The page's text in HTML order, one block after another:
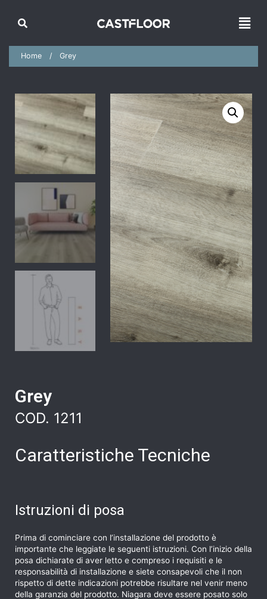
Home Grey
Grey
COD. 1211
Caratteristiche Tecniche
Istruzioni di posa
Prima di cominciare con l’installazione del prodotto è
importante che leggiate le seguenti istruzioni. Con l’inizio della
posa dichiarate di aver letto e compreso i requisiti e le
responsabilità di installazione e siete consapevoli che il non
rispetto di dette indicazioni potrebbe risultare nel venir meno
della garanzia del prodotto. Niagara deve essere posato solo